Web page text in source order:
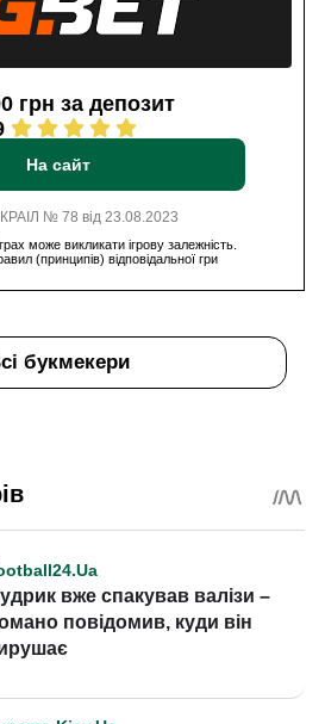
грн за депозит
На сайт
КРАІЛ № 78 від 23.08.2023
може викликати ігрову залежність.
(принципів) відповідальної гри
букмекери